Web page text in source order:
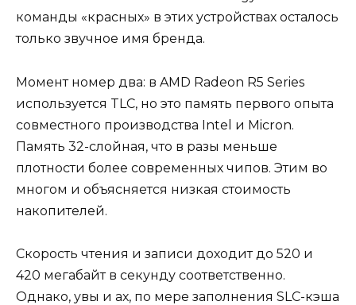
команды «красных» в этих устройствах осталось
только звучное имя бренда.
Момент номер два: в AMD Radeon R5 Series
используется TLC, но это память первого опыта
совместного производства Intel и Micron.
Память 32-слойная, что в разы меньше
плотности более современных чипов. Этим во
многом и объясняется низкая стоимость
накопителей.
Скорость чтения и записи доходит до 520 и
420 мегабайт в секунду соответственно.
Однако, увы и ах, по мере заполнения SLC-кэша